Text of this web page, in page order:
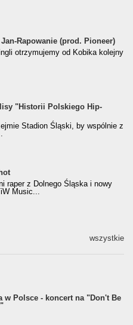
(prod. Pioneer)
Rapowanie (prod. Pioneer)
otrzymujemy od Kobika kolejny
Polskiego Hip-
"Historii Polskiego Hip-
Stadion Śląski, by wspólnie z
raper z Dolnego Śląska i nowy
Music...
wszystkie
w Polsce - koncert na "Don't Be